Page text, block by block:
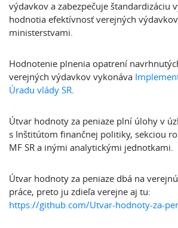
výdavkov a zabezpečuje štandardizáciu
hodnotia efektívnosť verejných
ministerstvami.
Hodnotenie plnenia opatrení
verejných výdavkov vykonáva
Úradu vlády SR.
Útvar hodnoty za peniaze plní úlohy v
s Inštitútom finančnej politiky, sekciou
MF SR a inými analytickými jednotkami.
Útvar hodnoty za peniaze dbá na
práce, preto ju zdieľa verejne aj tu:
https://github.com/Utvar-hodnoty-za-